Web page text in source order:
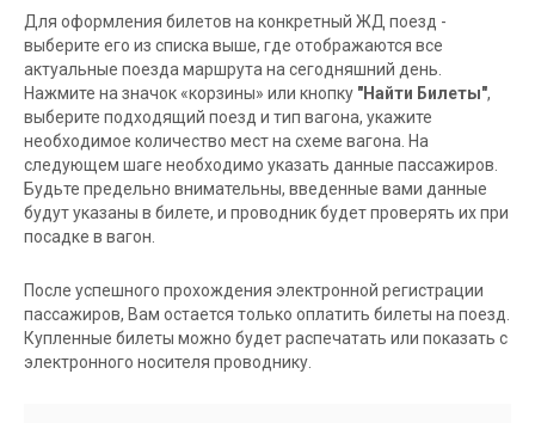
Для оформления билетов на конкретный ЖД поезд -
выберите его из списка выше, где отображаются все
актуальные поезда маршрута на сегодняшний день.
Нажмите на значок «корзины» или кнопку "Найти Билеты",
выберите подходящий поезд и тип вагона, укажите
необходимое количество мест на схеме вагона. На
следующем шаге необходимо указать данные пассажиров.
Будьте предельно внимательны, введенные вами данные
будут указаны в билете, и проводник будет проверять их при
посадке в вагон.
После успешного прохождения электронной регистрации
пассажиров, Вам остается только оплатить билеты на поезд.
Купленные билеты можно будет распечатать или показать с
электронного носителя проводнику.